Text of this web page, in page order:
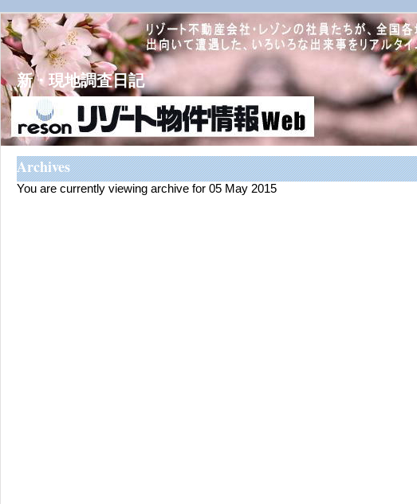
新・現地調査日記
Archives
You are currently viewing archive for 05 May 2015